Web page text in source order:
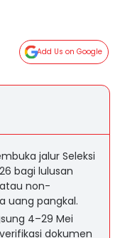
Add Us on Google
jalur Seleksi
bagi lulusan
non-
uang pangkal.
4–29 Mei
dokumen